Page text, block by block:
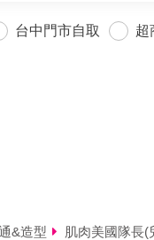
台中門市自取 超
&造型 肌肉美國隊長(